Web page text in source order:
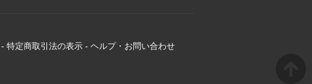
- 特定商取引法の表示 - ヘルプ・お問い合わせ